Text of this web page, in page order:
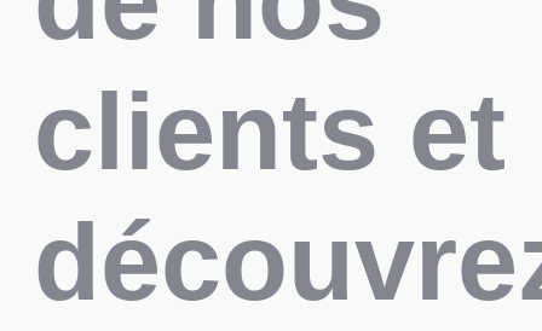
clients et